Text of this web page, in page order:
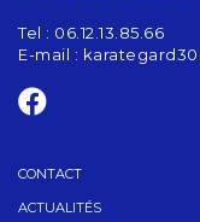
Tel : 06.12.13.85.66
E-mail :
CONTACT
ACTUALITÉS